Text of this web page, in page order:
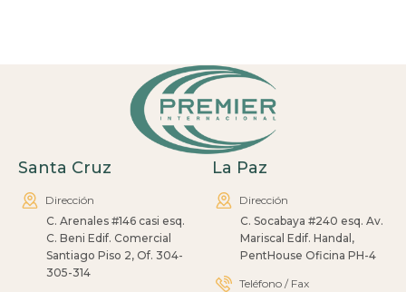
Santa Cruz
Dirección
C. Arenales #146 casi esq.
C. Beni Edif. Comercial
Santiago Piso 2, Of. 304-
305-314
La Paz
Dirección
C. Socabaya #240 esq. Av.
Mariscal Edif. Handal,
PentHouse Oficina PH-4
Teléfono / Fax